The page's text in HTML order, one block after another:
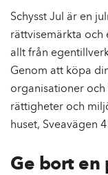
Schysst Jul är en
rättvisemärkta och
allt från
Genom att köpa
organisationer
rättigheter och
huset, Sveavägen
Ge bort en